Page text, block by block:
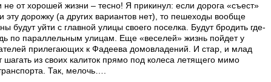
не от хорошей жизни – тесно! Я прикинул: если дорога «съест»
эту дорожку (а других вариантов нет), то пешеходы вообще
будут уйти с главной улицы своего поселка. Будут бродить где-
по параллельным улицам. Еще «веселей» жизнь пойдет у
прилегающих к Фадеева домовладений. И стар, и млад
шагать из своих калиток прямо под колеса летящего мимо
Так, мелочь….